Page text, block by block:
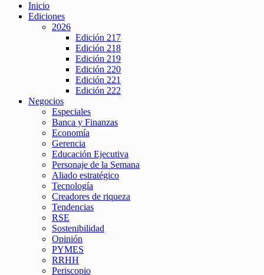
Inicio
Ediciones
2026
Edición 217
Edición 218
Edición 219
Edición 220
Edición 221
Edición 222
Negocios
Especiales
Banca y Finanzas
Economía
Gerencia
Educación Ejecutiva
Personaje de la Semana
Aliado estratégico
Tecnología
Creadores de riqueza
Tendencias
RSE
Sostenibilidad
Opinión
PYMES
RRHH
Periscopio